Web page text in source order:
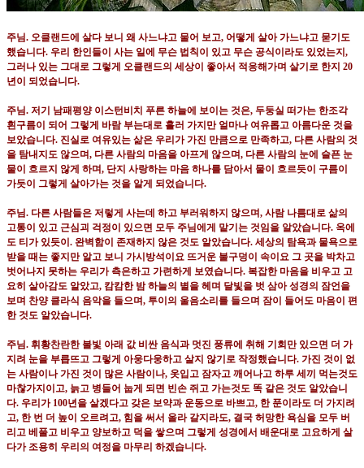
주님. 오클랜드에 살다 보니 왜 사느냐고 물어 보고, 어떻게 살아 가느냐고 묻기도
했습니다. 우리 한인들이 사는 일에 무슨 법칙이 있고 무슨 공식이라도 있었는지 ,
그러나 있는 그대로 그렇게 오클랜드의 세상이 좋아서 적응해가며 살기로 한지 20
년이 되었습니다.
주님. 저기 남패평양 이스턴비치 푸른 하늘에 보이는 것은, 두둥실 떠가는 한조각
흰구름이 되어 그렇게 바람 부는대로 흘러 가지만 얼마나 여유롭고 아름다운 것을
보았습니다. 진실로 여유있는 삶은 우리가 가진 만큼으로 만족하고, 다른 사람의 것
을 탐내지도 않으며, 다른 사람의 마음을 아프게 않으며, 다른 사람의 눈에 슬픈 눈
물이 흐르지 않게 하며, 단지 사랑하는 마음 하나를 담아서 물이 흐르듯이 구름이
가듯이 그렇게 살아가는 것을 알게 되었습니다.
주님. 다른 사람들은 저렇게 사는데 하고 부러워하지 않으며, 사람 나름대로 삶의
고통이 있고 근심괴 걱정이 있으면 모두 주님에게 맡기는 것임을 알았습니다. 옥에
도 티가 있듯이 . 완벽함이 존재하지 않은 것도 알았습니다. 세상의 탐욕과 물욕으로
받을 때는 좋지만 알고 보니 가시방석이요 뜨거운 불구덩이 속이요 그 곳을 박차고
벗어나지 못하는 우리가 측은하고 가련하게 보였습니다. 복잡한 마음을 비우고 고
요히 살아감도 알았고, 캄캄한 밤 하늘의 별을 헤며 달빛을 벗 삼아 성경의 잠언을
보며 찬양 클라식 음악을 들으며, 투이의 울음소리를 들으며 잠이 들어도 마음이 편
한 것도 알았습니다.
주님. 휘황찬란한 불빛 아래 값 비싼 음식과 멋진 풍류에 취해 기회만 있으면 더 가
지려 눈을 부릅뜨고 그렇게 아웅다웅하고 살지 않기로 작정했습니다. 가진 것이 없
는 사람이나 가진 것이 많은 사람이나, 옷입고 잠자고 깨어나고 하루 세끼 먹는것도
마찮가지이고, 늙고 병들어 눕게 되면 빈손 쥐고 가는것도 똑 같은 것도 알았습니
다. 우리가100년을 살겠다고 갖은 보약과 운동으로 바쁘고, 한 푼이라도 더 가지려
고, 한 번 더 높이 오르려고, 힘을 써서 올라 갈지라도, 결국 허망한 욕심을 모두 버
리고 베풀고 비우고 양보하고 덕을 쌓으며 그렇게 성경에서 배운대로 고요하게 살
다가 조용히 우리의 여정을 마무리 하겠습니다.